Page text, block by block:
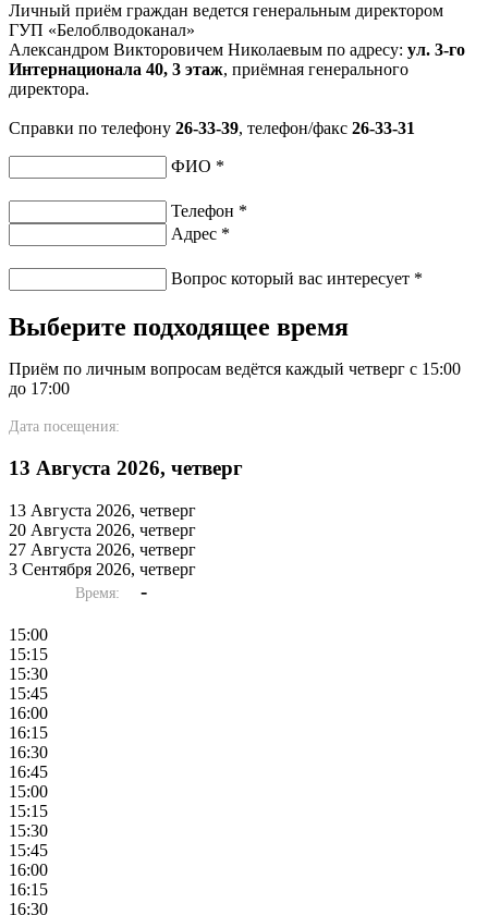
Личный приём граждан ведется генеральным директором
ГУП «Белоблводоканал»
Александром Викторовичем Николаевым по адресу: ул. 3-го
Интернационала 40, 3 этаж, приёмная генерального
директора.
Справки по телефону 26-33-39, телефон/факс 26-33-31
ФИО *
Телефон *
Адрес *
Вопрос который вас интересует *
Выберите подходящее время
Приём по личным вопросам ведётся каждый четверг с 15:00
до 17:00
Дата посещения:
13 Августа 2026, четверг
13 Августа 2026, четверг
20 Августа 2026, четверг
27 Августа 2026, четверг
3 Сентября 2026, четверг
Время: -
15:00
15:15
15:30
15:45
16:00
16:15
16:30
16:45
15:00
15:15
15:30
15:45
16:00
16:15
16:30